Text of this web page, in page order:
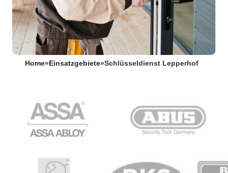
Home» Einsatzgebiete»Schlüsseldienst Lepperhof